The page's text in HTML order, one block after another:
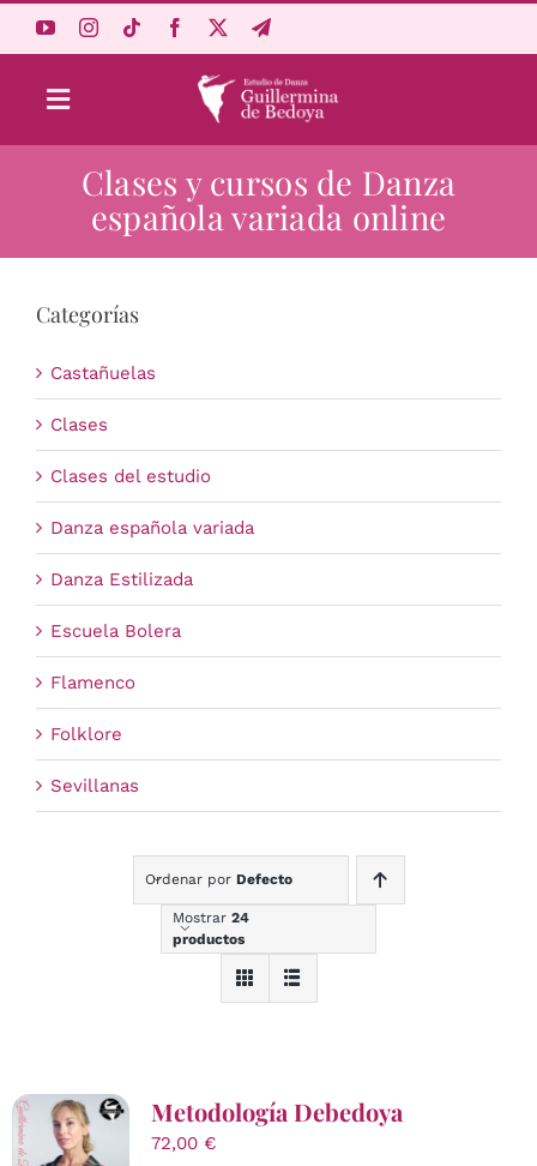
Toggle
Navigation
Aprende Online
Estudio
Carrito
Clases y cursos de Danza
española variada online
Categorías
Castañuelas
Clases
Clases del estudio
Danza española variada
Danza Estilizada
Escuela Bolera
Flamenco
Folklore
Sevillanas
Ordenar por Defecto
Mostrar 24
productos
Metodología Debedoya
72,00 €